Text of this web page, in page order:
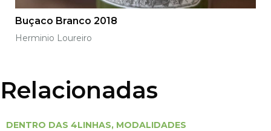
Buçaco Branco 2018
Herminio Loureiro
Relacionadas
DENTRO DAS 4LINHAS, MODALIDADES